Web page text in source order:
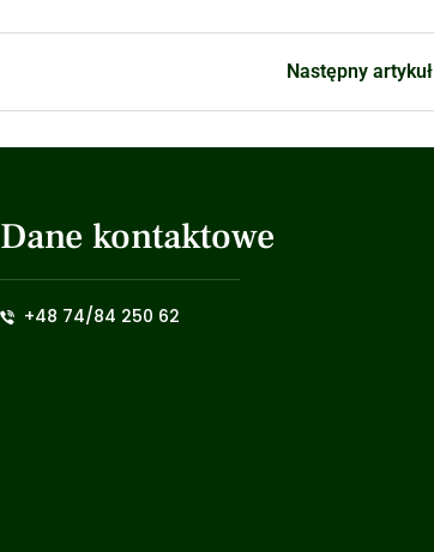
Następny artykuł
Dane kontaktowe
+48 74/84 250 62